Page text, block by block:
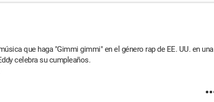
que haga "Gimmi gimmi" en el género rap de EE. UU. en una
celebra su cumpleaños.